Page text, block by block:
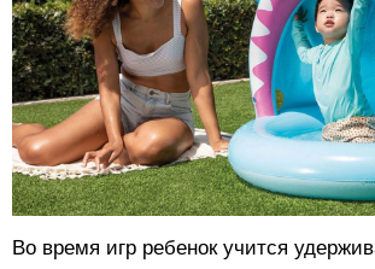
Во время игр ребенок учится